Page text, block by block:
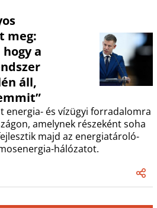
meg:
a
áll,
energia- és vízügyi forradalomra
amelynek részeként soha
majd az energiatároló-
hálózatot.